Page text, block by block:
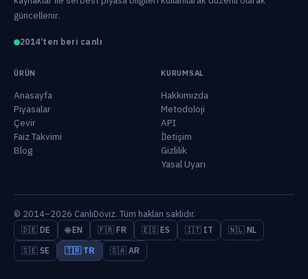
güncellenir.
2014’ten beri canlı
ÜRÜN
Anasayfa
Piyasalar
Çevir
Faiz Takvimi
Blog
KURUMSAL
Hakkımızda
Metodoloji
API
İletişim
Gizlilik
Yasal Uyarı
© 2014–2026 CanlıDöviz. Tüm hakları saklıdır.
🇩🇪 DE 🌐 EN 🇫🇷 FR 🇪🇸 ES 🇮🇹 IT
🇳🇱 NL
🇸🇪 SE
🇹🇷 TR 🇸🇦 AR